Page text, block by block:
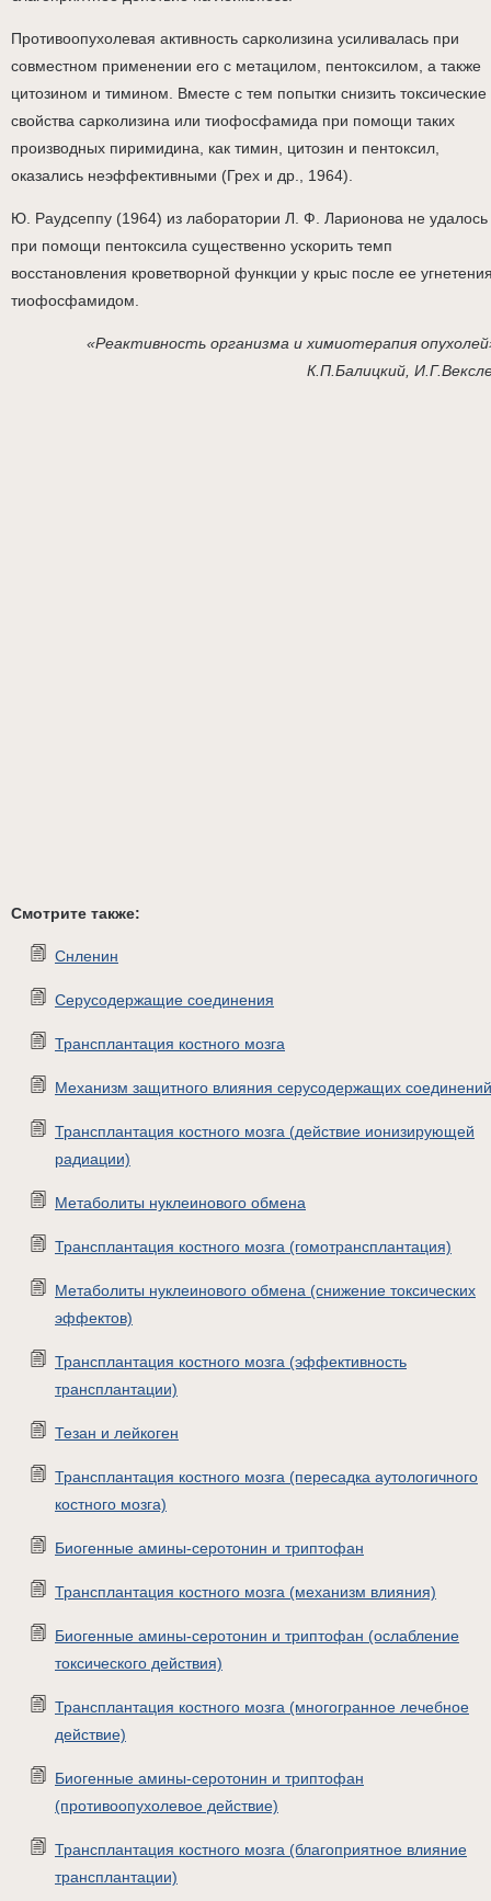
Противоопухолевая активность сарколизина усиливалась при
совместном применении его с метацилом, пентоксилом, а также
цитозином и тимином. Вместе с тем попытки снизить токсические
свойства сарколизина или тиофосфамида при помощи таких
производных пиримидина, как тимин, цитозин и пентоксил,
оказались неэффективными (Грех и др., 1964).
Ю. Раудсеппу (1964) из лаборатории Л. Ф. Ларионова не удалось
при помощи пентоксила существенно ускорить темп
восстановления кроветворной функции у крыс после ее
тиофосфамидом.
«Реактивность организма и химиотерапия
К.П.Балицкий,
Смотрите также:
Снленин
Серусодержащие соединения
Трансплантация костного мозга
Механизм защитного влияния серусодержащих соединений
Трансплантация костного мозга (действие ионизирующей
радиации)
Метаболиты нуклеинового обмена
Трансплантация костного мозга (гомотрансплантация)
Метаболиты нуклеинового обмена (снижение токсических
эффектов)
Трансплантация костного мозга (эффективность
трансплантации)
Тезан и лейкоген
Трансплантация костного мозга (пересадка аутологичного
костного мозга)
Биогенные амины-серотонин и триптофан
Трансплантация костного мозга (механизм влияния)
Биогенные амины-серотонин и триптофан (ослабление
токсического действия)
Трансплантация костного мозга (многогранное лечебное
действие)
Биогенные амины-серотонин и триптофан
(противоопухолевое действие)
Трансплантация костного мозга (благоприятное влияние
трансплантации)